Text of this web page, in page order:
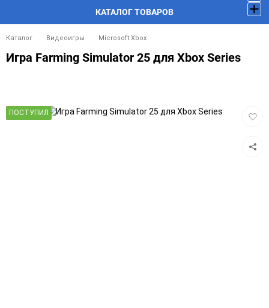
КАТАЛОГ ТОВАРОВ
Каталог Видеоигры Microsoft Xbox
Игра Farming Simulator 25 для Xbox Series
ПОСТУПИЛ